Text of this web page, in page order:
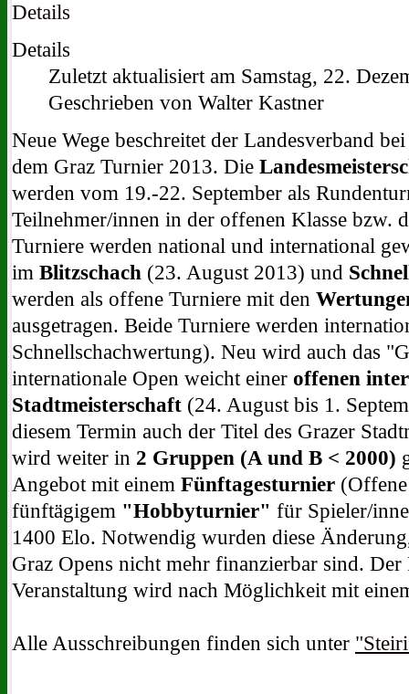
Details
Details
Zuletzt aktualisiert am Samstag, 22.
Geschrieben von Walter Kastner
Neue Wege beschreitet der Landesverband
dem Graz Turnier 2013. Die
werden vom 19.-22. September als
Teilnehmer/innen in der offenen Klasse bzw.
Turniere werden national und international
im Blitzschach (23. August 2013) und
werden als offene Turniere mit den
ausgetragen. Beide Turniere werden
Schnellschachwertung). Neu wird auch das
internationale Open weicht einer offenen
Stadtmeisterschaft (24. August bis 1.
diesem Termin auch der Titel des Grazer
wird weiter in 2 Gruppen (A und B < 2000)
Angebot mit einem Fünftagesturnier
fünftägigem "Hobbyturnier" für Spieler/
1400 Elo. Notwendig wurden diese
Graz Opens nicht mehr finanzierbar sind. Der
Veranstaltung wird nach Möglichkeit mit
Alle Ausschreibungen finden sich unter